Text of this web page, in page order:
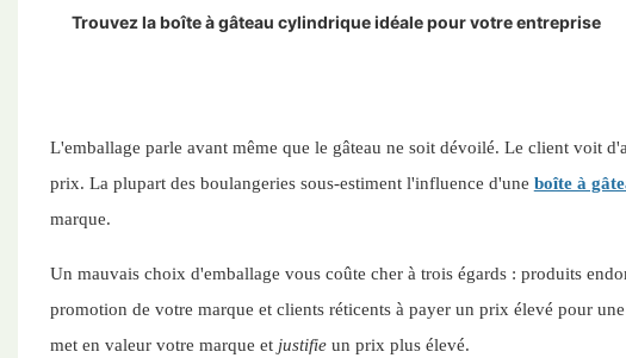
Comparaison des matériaux pour les besoins courants en boulangerie
Trouvez la boîte à gâteau cylindrique idéale pour votre entreprise
L'emballage parle avant même que le gâteau ne soit dévoilé. Le client voit
prix. La plupart des boulangeries sous-estiment l'influence d'une boîte à
marque.
Un mauvais choix d'emballage vous coûte cher à trois égards : produits
promotion de votre marque et clients réticents à payer un prix élevé pour
met en valeur votre marque et justifie un prix plus élevé.